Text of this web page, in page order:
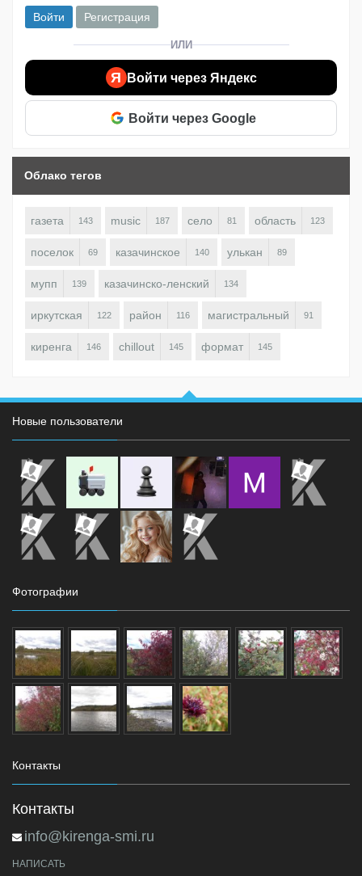
Войти Регистрация
ИЛИ
Я Войти через Яндекс
Войти через Google
Облако тегов
газета 143 music 187 село 81 область 123
поселок 69 казачинское 140 улькан 89
мупп 139 казачинско-ленский 134
иркутская 122 район 116 магистральный 91
киренга 146 chillout 145 формат 145
Новые пользователи
Фотографии
Контакты
Контакты
info@kirenga-smi.ru
НАПИСАТЬ